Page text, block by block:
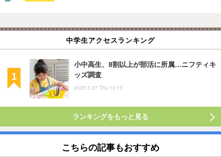
中学生アクセスランキング
小中高生、8割以上が部活に所属…ニフティキ
ッズ調査
2025.3.27 Thu 12:15
ランキングをもっと見る
こちらの記事もおすすめ